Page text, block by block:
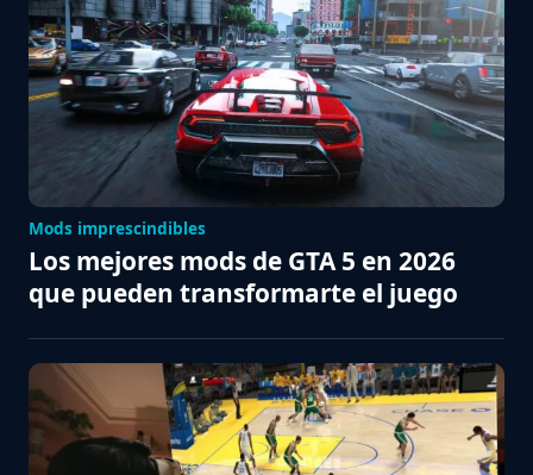
Mods imprescindibles
Los mejores mods de GTA 5 en 2026
que pueden transformarte el juego